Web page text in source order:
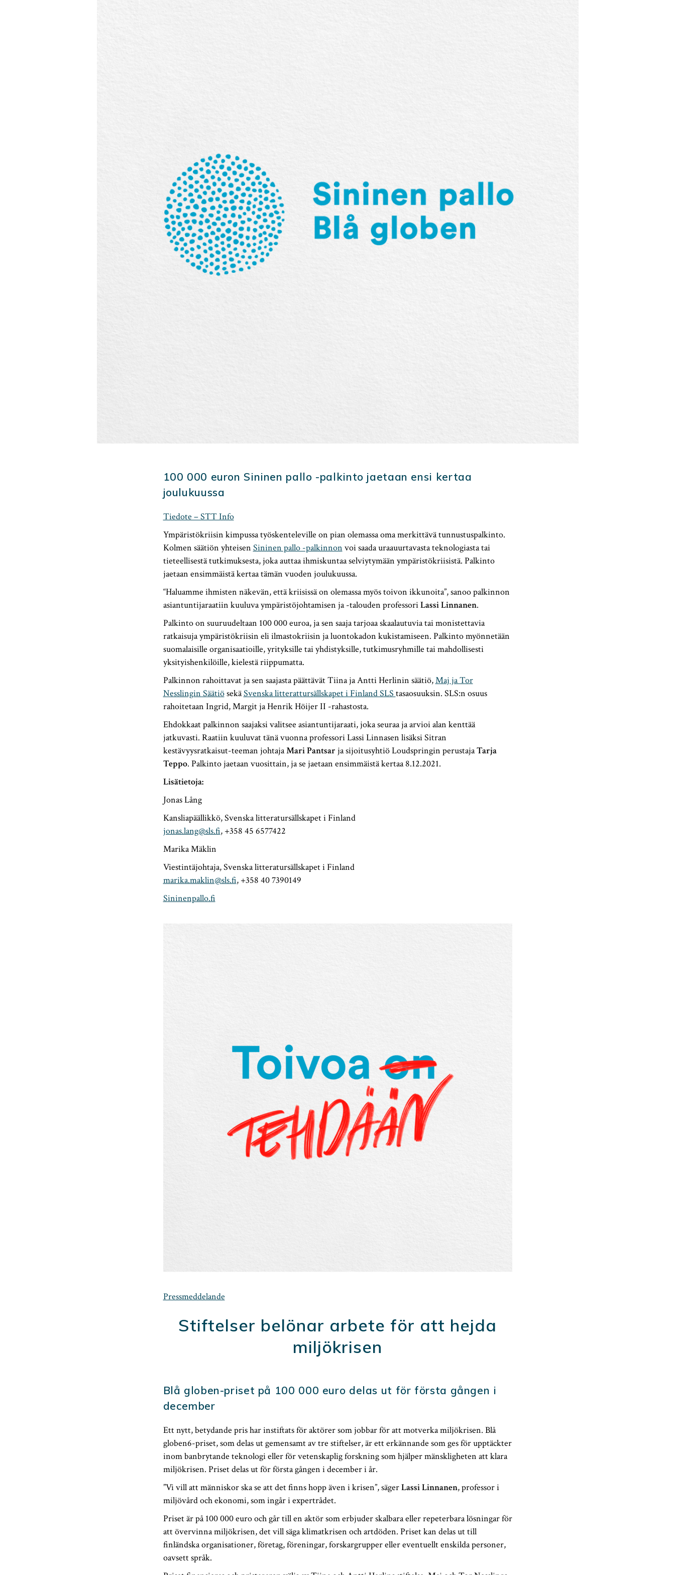
100 000 euron Sininen pallo -palkinto jaetaan ensi kertaa
joulukuussa
Tiedote – STT Info
Ympäristökriisin kimpussa työskenteleville on pian olemassa oma merkittävä tunnustuspalkinto.
Kolmen säätiön yhteisen Sininen pallo -palkinnon voi saada uraauurtavasta teknologiasta tai
tieteellisestä tutkimuksesta, joka auttaa ihmiskuntaa selviytymään ympäristökriisistä. Palkinto
jaetaan ensimmäistä kertaa tämän vuoden joulukuussa.
“Haluamme ihmisten näkevän, että kriisissä on olemassa myös toivon ikkunoita”, sanoo palkinnon
asiantuntijaraatiin kuuluva ympäristöjohtamisen ja -talouden professoriLassi Linnanen.
Palkinto on suuruudeltaan 100 000 euroa, ja sen saaja tarjoaa skaalautuvia tai monistettavia
ratkaisuja ympäristökriisin eli ilmastokriisin ja luontokadon kukistamiseen. Palkinto myönnetään
suomalaisille organisaatioille, yrityksille tai yhdistyksille, tutkimusryhmille tai mahdollisesti
yksityishenkilöille, kielestä riippumatta.
Palkinnon rahoittavat ja sen saajasta päättävät Tiina ja Antti Herlinin säätiö,Maj ja Tor
Nesslingin SäätiösekäSvenska litterattursällskapet i Finland SLS tasaosuuksin. SLS:n osuus
rahoitetaan Ingrid, Margit ja Henrik Höijer II -rahastosta.
Ehdokkaat palkinnon saajaksi valitsee asiantuntijaraati, joka seuraa ja arvioi alan kenttää
jatkuvasti. Raatiin kuuluvat tänä vuonna professori Lassi Linnasen lisäksi Sitran
kestävyysratkaisut-teeman johtajaMari Pantsar ja sijoitusyhtiö Loudspringin perustajaTarja
Teppo. Palkinto jaetaan vuosittain, ja se jaetaan ensimmäistä kertaa 8.12.2021.
Lisätietoja:
Jonas Lång
Kansliapäällikkö, Svenska litteratursällskapet i Finland
jonas.lang@sls.fi, +358 45 6577422
Marika Mäklin
Viestintäjohtaja, Svenska litteratursällskapet i Finland
marika.maklin@sls.fi, +358 40 7390149
Sininenpallo.fi
Pressmeddelande
Stiftelser belönar arbete för att hejda
miljökrisen
Blå globen-priset på 100 000 euro delas ut för första gången i
december
Ett nytt, betydande pris har instiftats för aktörer som jobbar för att motverka miljökrisen. Blå
globen6-priset, som delas ut gemensamt av tre stiftelser, är ett erkännande som ges för upptäckter
inom banbrytande teknologi eller för vetenskaplig forskning som hjälper mänskligheten att klara
miljökrisen. Priset delas ut för första gången i december i år.
”Vi vill att människor ska se att det finns hopp även i krisen”, sägerLassi Linnanen, professor i
miljövård och ekonomi, som ingår i expertrådet.
Priset är på 100 000 euro och går till en aktör som erbjuder skalbara eller repeterbara lösningar för
att övervinna miljökrisen, det vill säga klimatkrisen och artdöden. Priset kan delas ut till
finländska organisationer, företag, föreningar, forskargrupper eller eventuellt enskilda personer,
oavsett språk.